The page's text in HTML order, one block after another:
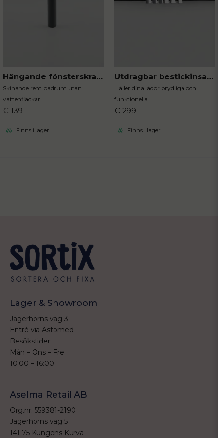
Hängande fönsterskrapa svart
Skinande rent badrum utan
vattenfläckar
€ 139
Finns i lager
Utdragbar bestickinsats svart 40x31 cm
Håller dina lådor prydliga och
funktionella
€ 299
Finns i lager
Lager & Showroom
Jägerhorns väg 3
Entré via Astomed
Besökstider:
Mån – Ons – Fre
10:00 – 16:00
Aselma Retail AB
Org.nr: 559381-2190
Jägerhorns väg 5
141 75 Kungens Kurva